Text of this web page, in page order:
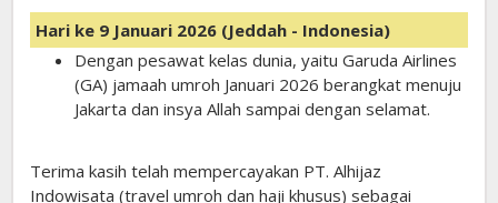
Hari ke 9 Januari 2026 (Jeddah - Indonesia)
Dengan pesawat kelas dunia, yaitu Garuda Airlines
(GA) jamaah umroh Januari 2026 berangkat menuju
Jakarta dan insya Allah sampai dengan selamat.
Terima kasih telah mempercayakan PT. Alhijaz
Indowisata (travel umroh dan haji khusus) sebagai